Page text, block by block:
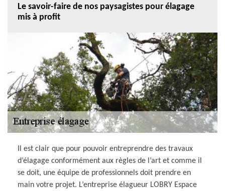
Le savoir-faire de nos paysagistes pour élagage
mis à profit
Il est clair que pour pouvoir entreprendre des travaux
d’élagage conformément aux règles de l’art et comme il
se doit, une équipe de professionnels doit prendre en
main votre projet. L’entreprise élagueur LOBRY Espace